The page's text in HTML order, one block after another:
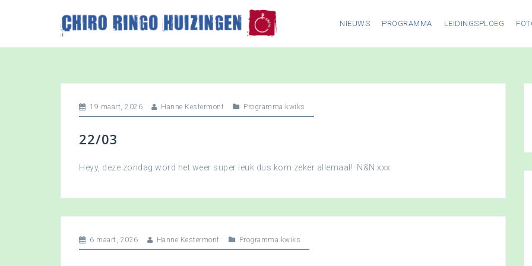
p
NIEUWS PROGRAMMA LEIDINGSPLOEG
19 maart, 2026 Hanne Kestermont Programma kwiks
22/03
Heyy, deze zondag word het weer super leuk dus kom zeker allemaal! N&N xxx
6 maart, 2026 Hanne Kestermont Programma kwiks